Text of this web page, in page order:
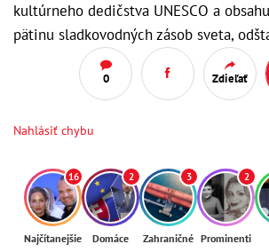
kultúrneho dedičstva UNESCO a
pätinu sladkovodných zásob sveta,
0 Zdieľať
Nahlásiť chybu
16
Najčítanejšie
2
Domáce
3
Zahraničné
2
Prominenti